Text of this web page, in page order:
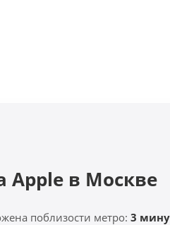
Apple в Москве
поблизости метро: 3